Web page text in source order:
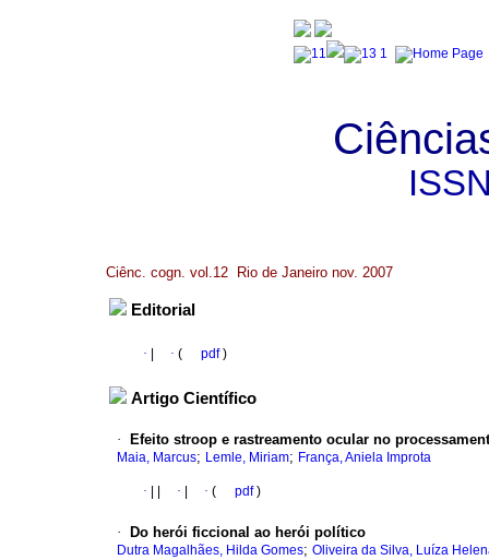
Ciênc. cogn. vol.12 Rio de Janeiro nov. 2007
Editorial
· · ( pdf)
Artigo Científico
· Efeito stroop e rastreamento ocular no
Maia, Marcus; Lemle, Miriam; França, Aniela Improta
· · · ( pdf)
· Do herói ficcional ao herói político
Dutra Magalhães, Hilda Gomes; Oliveira da Silva, Luíza